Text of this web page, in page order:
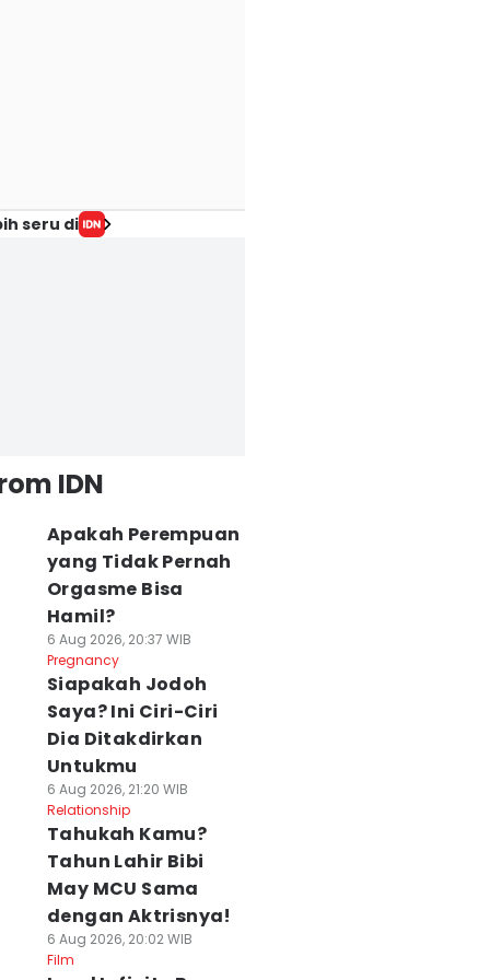
seru di
IDN
Apakah Perempuan
yang Tidak Pernah
Orgasme Bisa
Hamil?
6 Aug 2026, 20:37 WIB
Pregnancy
Siapakah Jodoh
Saya? Ini Ciri-Ciri
Dia Ditakdirkan
Untukmu
6 Aug 2026, 21:20 WIB
Relationship
Tahukah Kamu?
Tahun Lahir Bibi
May MCU Sama
dengan Aktrisnya!
6 Aug 2026, 20:02 WIB
Film